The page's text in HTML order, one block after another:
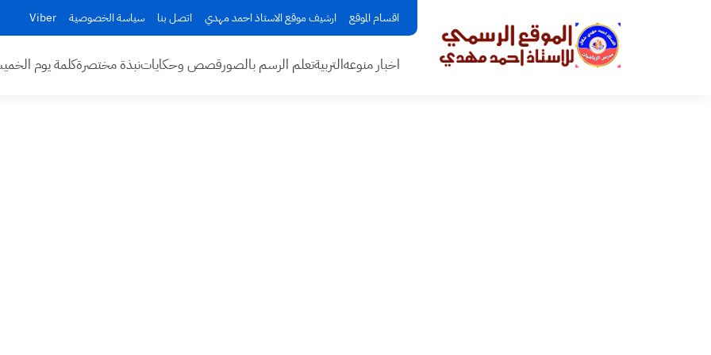
اقسام الموقع ارشيف موقع الاستاذ احمد مهدي اتصل بنا سياسة الخصوصية Viber
اخبار منوعهالتربيةتعلم الرسم بالصورقصص وحكاياتنبذة مختصرةكلمة يوم